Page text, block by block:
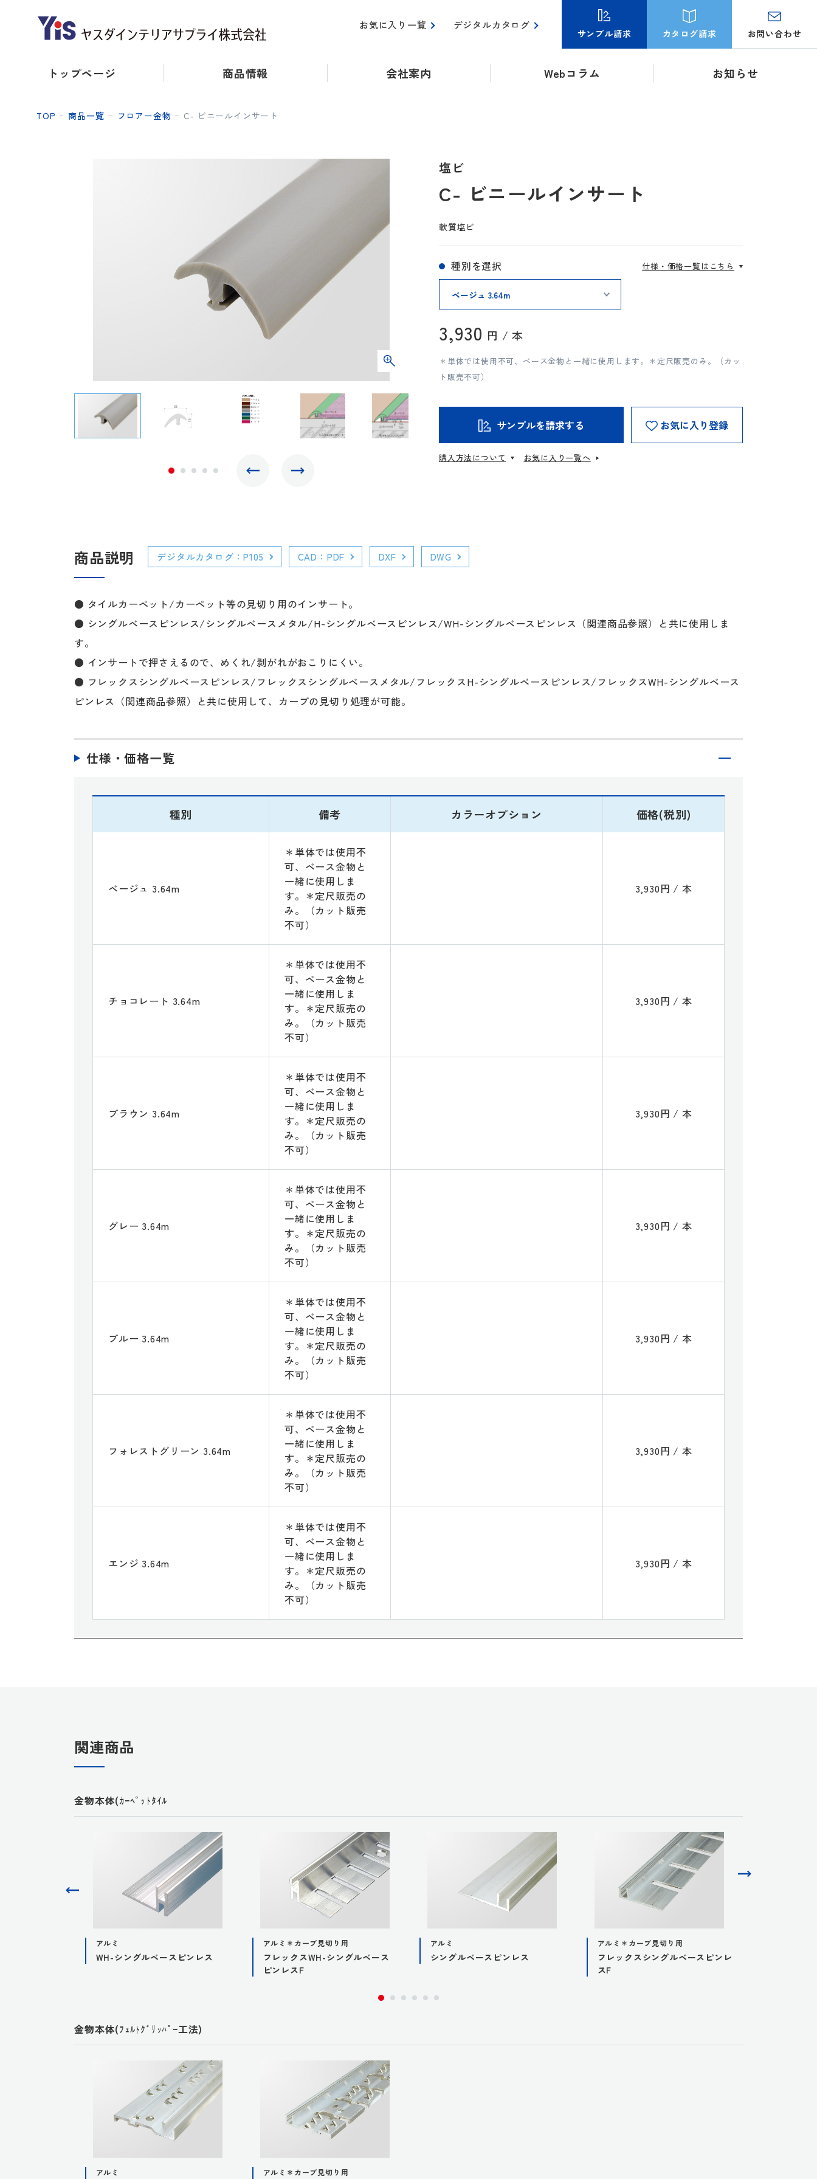
トップページ 商品情報 会社案内 Webコラム お知らせ
お気に入り一覧 デジタルカタログ
サンプル請求 カタログ請求 お問い合わせ
TOP 商品一覧 フロアー金物 C- ビニールインサート
塩ビ
C- ビニールインサート
軟質塩ビ
仕様・価格一覧はこちら
種別を選択
3,930 円 / 本
＊単体では使用不可、ベース金物と一緒に使用します。＊定尺販売のみ。（カッ
ト販売不可）
サンプルを請求する お気に入り登録
購入方法について お気に入り一覧へ
商品説明 デジタルカタログ：P105 CAD：PDF DXF DWG
● タイルカーペット/カーペット等の見切り用のインサート。
● シングルベースピンレス/シングルベースメタル/H-シングルベースピンレス/WH-シングルベースピンレス（関連商品参照）と共に使用しま
す。
● インサートで押さえるので、めくれ/剥がれがおこりにくい。
● フレックスシングルベースピンレス/フレックスシングルベースメタル/フレックスH-シングルベースピンレス/フレックスWH-シングルベース
ピンレス（関連商品参照）と共に使用して、カーブの見切り処理が可能。
仕様・価格一覧
種別 備考 カラーオプション 価格(税別)
ベージュ 3.64m
＊単体では使用不
可、ベース金物と
一緒に使用しま
す。＊定尺販売の
み。（カット販売
不可）
3,930円 / 本
チョコレート 3.64m
＊単体では使用不
可、ベース金物と
一緒に使用しま
す。＊定尺販売の
み。（カット販売
不可）
3,930円 / 本
ブラウン 3.64m
＊単体では使用不
可、ベース金物と
一緒に使用しま
す。＊定尺販売の
み。（カット販売
不可）
3,930円 / 本
グレー 3.64m
＊単体では使用不
可、ベース金物と
一緒に使用しま
す。＊定尺販売の
み。（カット販売
不可）
3,930円 / 本
ブルー 3.64m
＊単体では使用不
可、ベース金物と
一緒に使用しま
す。＊定尺販売の
み。（カット販売
不可）
3,930円 / 本
フォレストグリーン 3.64m
＊単体では使用不
可、ベース金物と
一緒に使用しま
す。＊定尺販売の
み。（カット販売
不可）
3,930円 / 本
エンジ 3.64m
＊単体では使用不
可、ベース金物と
一緒に使用しま
す。＊定尺販売の
み。（カット販売
不可）
3,930円 / 本
関連商品
金物本体(ｶｰﾍﾟｯﾄﾀｲﾙ
アルミ
WH-シングルベースピンレス
アルミ＊カーブ見切り用
フレックスWH-シングルベース
ピンレスF
アルミ
シングルベースピンレス
アルミ＊カーブ見切り用
フレックスシングルベースピンレ
スF
金物本体(ﾌｪﾙﾄｸﾞﾘｯﾊﾟｰ工法)
アルミ アルミ＊カーブ見切り用